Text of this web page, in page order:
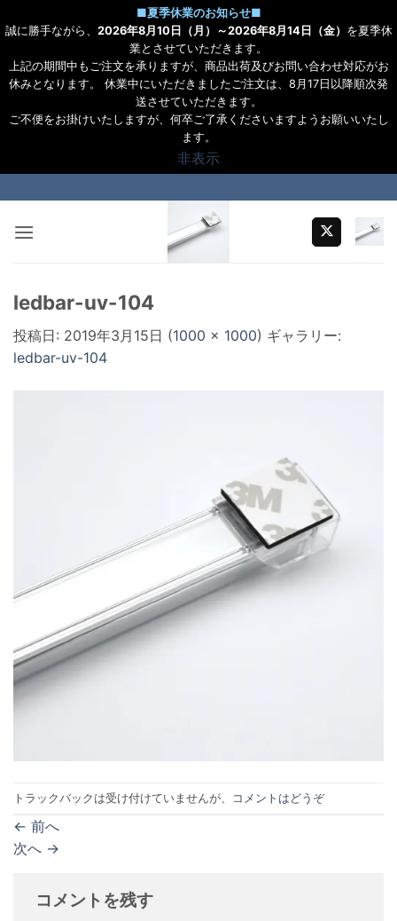
■夏季休業のお知らせ■
誠に勝手ながら、 2026年8月10日（月）～2026年8月14日（金） を夏季休
業とさせていただきます。
上記の期間中もご注文を承りますが、商品出荷及びお問い合わせ対応がお
休みとなります。 休業中にいただきましたご注文は、8月17日以降順次発
送させていただきます。
ご不便をお掛けいたしますが、何卒ご了承くださいますようお願いいたし
ます。
非表示
to
content
ledbar-uv-104
投稿日: 2019年3月15日 (1000 × 1000) ギャラリー:
ledbar-uv-104
トラックバックは受け付けていませんが、 コメントはどうぞ
← 前へ
次へ →
コメントを残す